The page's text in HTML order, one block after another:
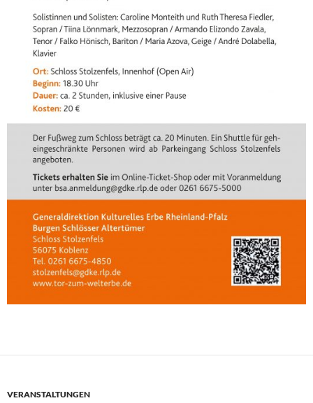
VERANSTALTUNGEN